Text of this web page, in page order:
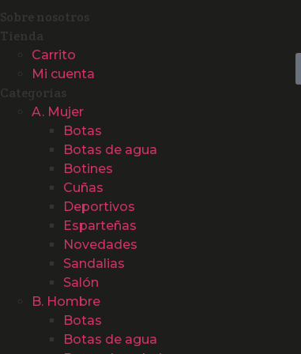
Sobre nosotros
Tienda
Carrito
Mi cuenta
Categorías
A. Mujer
Botas
Botas de agua
Botines
Cuñas
Deportivos
Esparteñas
Novedades
Sandalias
Salón
B. Hombre
Botas
Botas de agua